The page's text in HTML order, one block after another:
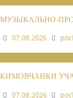
МУЗЫКАЛЬНО-
07.08.2026
КИМОВЧАНКИ
07.08.2026